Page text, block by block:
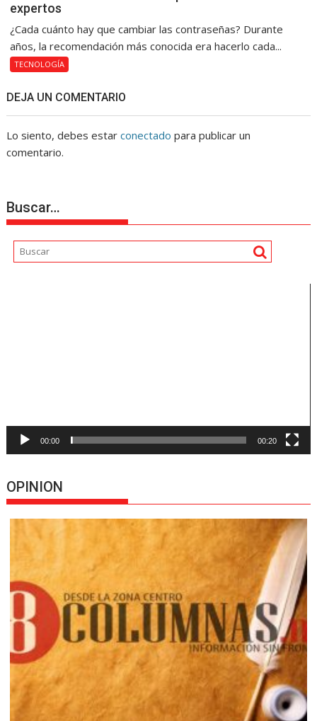
expertos
¿Cada cuánto hay que cambiar las contraseñas? Durante
años, la recomendación más conocida era hacerlo cada...
TECNOLOGÍA
DEJA UN COMENTARIO
Lo siento, debes estarconectado para publicar un
comentario.
Buscar…
00:00 00:20
OPINION